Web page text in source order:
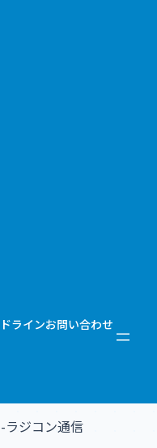
ラインお問い合わせ
ジコン通信